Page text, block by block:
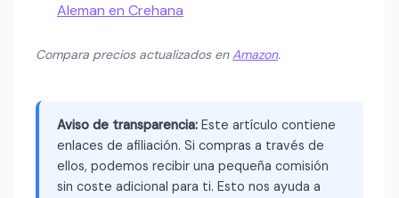
Aleman en Crehana
Compara precios actualizados enAmazon.
Aviso de transparencia: Este artículo contiene
enlaces de afiliación. Si compras a través de
ellos, podemos recibir una pequeña comisión
sin coste adicional para ti. Esto nos ayuda a